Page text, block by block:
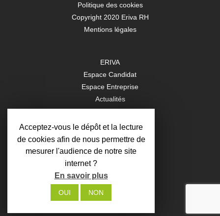
Politique des cookies
Copyright 2020 Eriva RH
Mentions légales
ERIVA
Espace Candidat
Espace Entreprise
Actualités
Contact
Rejoignez-nous
sur les réseaux sociaux
Youtube
Acceptez-vous le dépôt et la lecture
de cookies afin de nous permettre de
mesurer l'audience de notre site
internet ?
En savoir plus
OUI NON